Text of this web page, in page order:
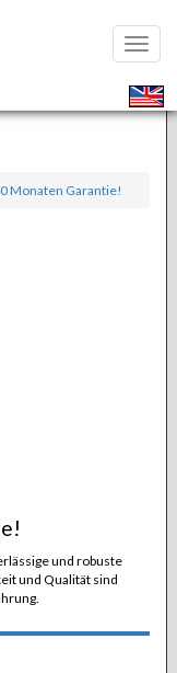
öffnen
Monaten Garantie!
und robuste
und Qualität sind